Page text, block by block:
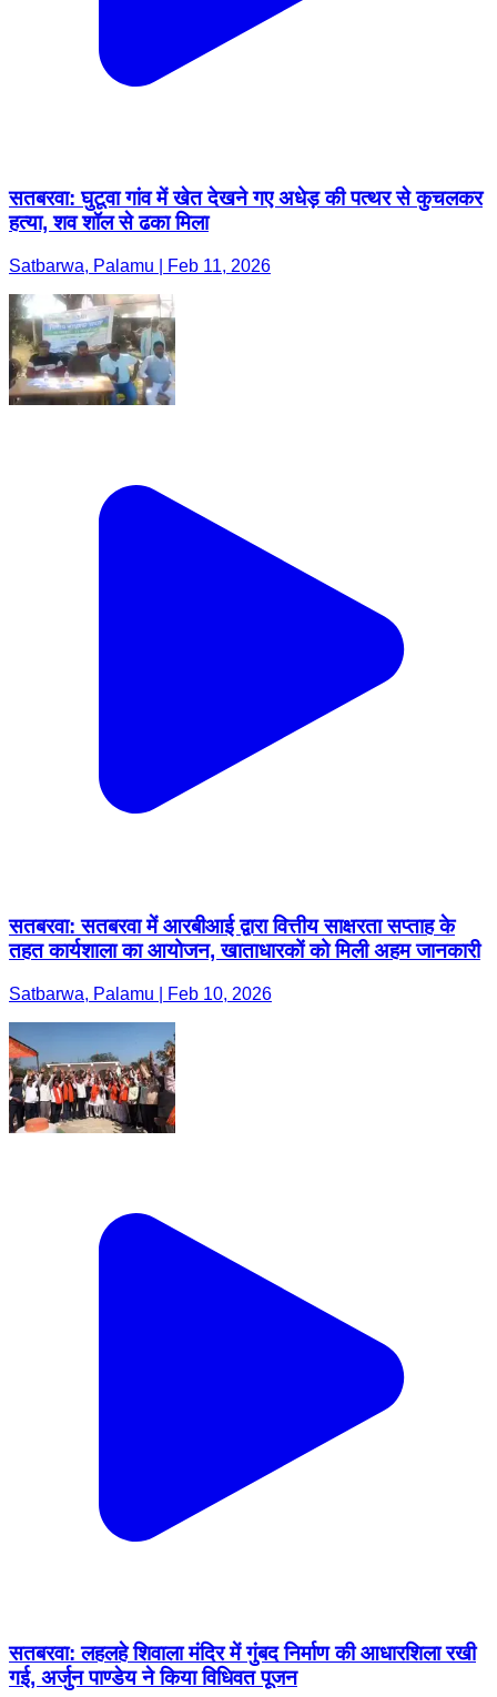
सतबरवा: घुटूवा गांव में खेत देखने गए अधेड़ की पत्थर से कुचलकर
हत्या, शव शॉल से ढका मिला
Satbarwa, Palamu | Feb 11, 2026
सतबरवा: सतबरवा में आरबीआई द्वारा वित्तीय साक्षरता सप्ताह के
तहत कार्यशाला का आयोजन, खाताधारकों को मिली अहम जानकारी
Satbarwa, Palamu | Feb 10, 2026
सतबरवा: लहलहे शिवाला मंदिर में गुंबद निर्माण की आधारशिला रखी
गई, अर्जुन पाण्डेय ने किया विधिवत पूजन